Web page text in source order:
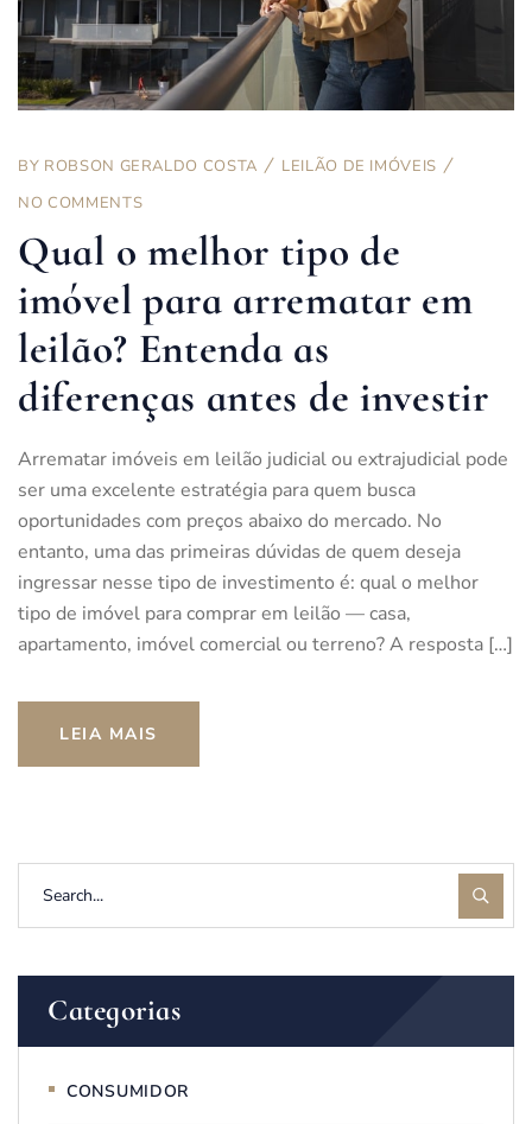
BY ROBSON GERALDO COSTA
LEILÃO DE IMÓVEIS
NO COMMENTS
Qual o melhor tipo de
imóvel para arrematar em
leilão? Entenda as
diferenças antes de investir
Arrematar imóveis em leilão judicial ou extrajudicial pode
ser uma excelente estratégia para quem busca
oportunidades com preços abaixo do mercado. No
entanto, uma das primeiras dúvidas de quem deseja
ingressar nesse tipo de investimento é: qual o melhor
tipo de imóvel para comprar em leilão — casa,
apartamento, imóvel comercial ou terreno? A resposta […]
LEIA MAIS
Categorias
CONSUMIDOR